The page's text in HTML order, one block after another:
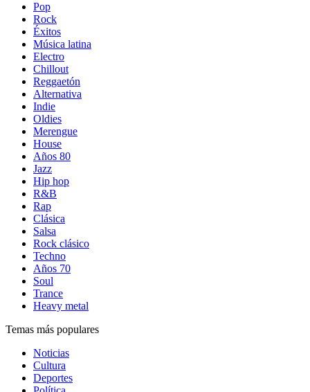
Pop
Rock
Éxitos
Música latina
Electro
Chillout
Reggaetón
Alternativa
Indie
Oldies
Merengue
House
Años 80
Jazz
Hip hop
R&B
Rap
Clásica
Salsa
Rock clásico
Techno
Años 70
Soul
Trance
Heavy metal
Temas más populares
Noticias
Cultura
Deportes